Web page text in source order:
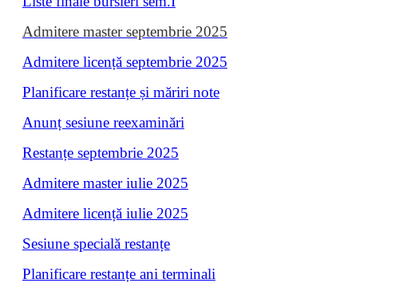
Admitere master septembrie 2025
Admitere licență septembrie 2025
Planificare restanțe și măriri note
Anunț sesiune reexaminări
Restanțe septembrie 2025
Admitere master iulie 2025
Admitere licență iulie 2025
Sesiune specială restanțe
Planificare restanțe ani terminali